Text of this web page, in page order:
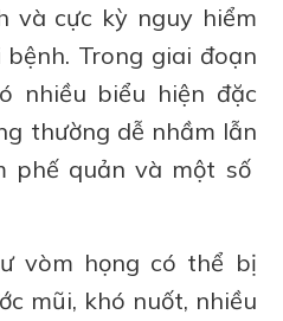
và cực kỳ nguy hiểm
Trong giai đoạn
nhiều biểu hiện đặc
thường dễ nhầm lẫn
phế quản và một số
vòm họng có thể bị
mũi, khó nuốt, nhiều